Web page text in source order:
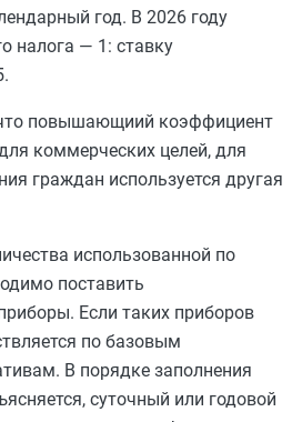
год. В 2026 году
налога — 1: ставку
повышающиий коэффициент
коммерческих целей, для
граждан используется другая
использованной по
поставить
Если таких приборов
по базовым
В порядке заполнения
суточный или годовой